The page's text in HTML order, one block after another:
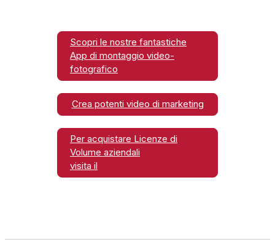
Scopri le nostre fantastiche
App di montaggio video-
fotografico
Crea potenti video di marketing
Per acquistare Licenze di
Volume aziendali
visita il